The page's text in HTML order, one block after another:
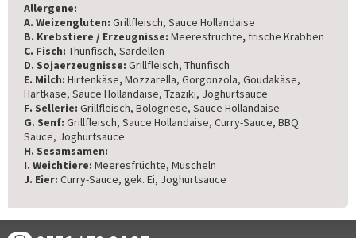
Allergene:
A. Weizengluten: Grillfleisch, Sauce Hollandaise
B. Krebstiere / Erzeugnisse: Meeresfrüchte, frische Krabben
C. Fisch: Thunfisch, Sardellen
D. Sojaerzeugnisse: Grillfleisch, Thunfisch
E. Milch: Hirtenkäse,Mozzarella, Gorgonzola, Goudakäse,
Hartkäse, Sauce Hollandaise, Tzaziki, Joghurtsauce
F. Sellerie: Grillfleisch, Bolognese, Sauce Hollandaise
G. Senf: Grillfleisch, Sauce Hollandaise, Curry-Sauce, BBQ
Sauce, Joghurtsauce
H. Sesamsamen:
I. Weichtiere: Meeresfrüchte, Muscheln
J. Eier: Curry-Sauce, gek. Ei, Joghurtsauce